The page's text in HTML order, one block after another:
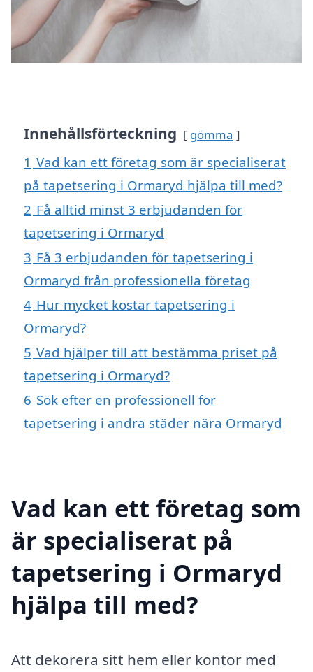
Innehållsförteckning gömma
1 Vad kan ett företag som är specialiserat
på tapetsering i Ormaryd hjälpa till med?
2 Få alltid minst 3 erbjudanden för
tapetsering i Ormaryd
3 Få 3 erbjudanden för tapetsering i
Ormaryd från professionella företag
4 Hur mycket kostar tapetsering i
Ormaryd?
5 Vad hjälper till att bestämma priset på
tapetsering i Ormaryd?
6 Sök efter en professionell för
tapetsering i andra städer nära Ormaryd
Vad kan ett företag som
är specialiserat på
tapetsering i Ormaryd
hjälpa till med?
Att dekorera sitt hem eller kontor med